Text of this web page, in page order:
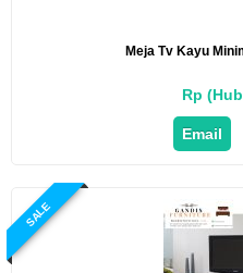
Meja Tv Kayu
Rp
Email
SALE